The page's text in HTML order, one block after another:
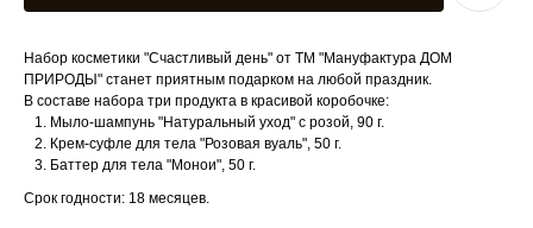
Набор косметики "Счастливый день" от ТМ "Мануфактура ДОМ
ПРИРОДЫ" станет приятным подарком на любой праздник.
В соcтаве набора три продукта в красивой коробочке:
Мыло-шампунь "Натуральный уход" с розой, 90 г.
Крем-суфле для тела "Розовая вуаль", 50 г.
Баттер для тела "Монои", 50 г.
Срок годности: 18 месяцев.